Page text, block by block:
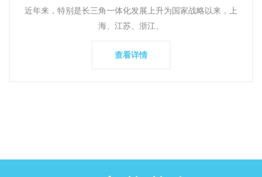
近年来，特别是长三角一体化发展上升为国家战略以来，上
海、江苏、浙江、
查看详情